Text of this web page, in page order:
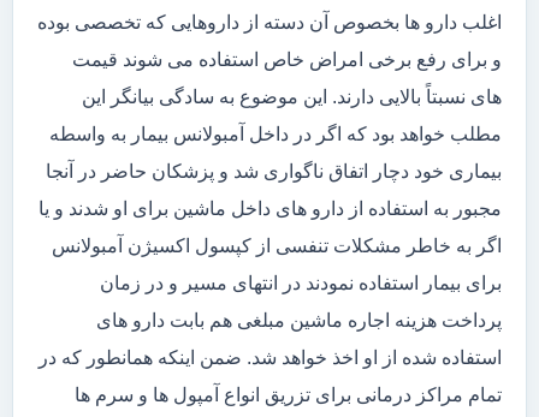
اغلب دارو ها بخصوص آن دسته از داروهایی که تخصصی بوده
و برای رفع برخی امراض خاص استفاده می شوند قیمت
های نسبتاً بالایی دارند. این موضوع به سادگی بیانگر این
مطلب خواهد بود که اگر در داخل آمبولانس بیمار به واسطه
بیماری خود دچار اتفاق ناگواری شد و پزشکان حاضر در آنجا
مجبور به استفاده از دارو های داخل ماشین برای او شدند و یا
اگر به خاطر مشکلات تنفسی از کپسول اکسیژن آمبولانس
برای بیمار استفاده نمودند در انتهای مسیر و در زمان
پرداخت هزینه اجاره ماشین مبلغی هم بابت دارو های
استفاده شده از او اخذ خواهد شد. ضمن اینکه همانطور که در
تمام مراکز درمانی برای تزریق انواع آمپول ها و سرم ها